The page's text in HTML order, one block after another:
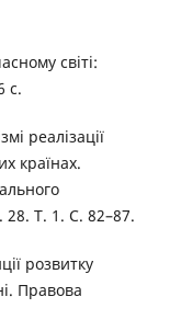
світі:
c.
реалізації
країнах.
28. Т. 1. С. 82–87.
розвитку
Правова